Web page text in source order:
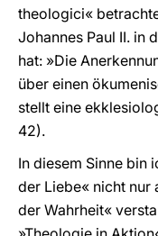
theologici«
Johannes Paul II. in
hat: »Die
über einen
stellt eine
42).
In diesem Sinne bin
der Liebe« nicht nur
der Wahrheit«